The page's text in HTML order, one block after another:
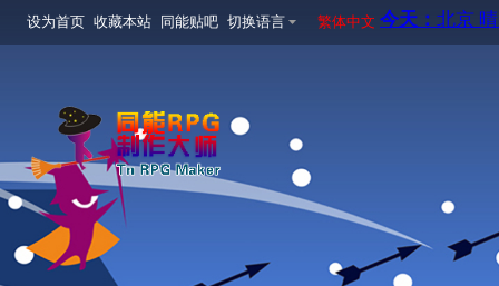
设为首页 收藏本站 同能贴吧 切换语言 繁体中文